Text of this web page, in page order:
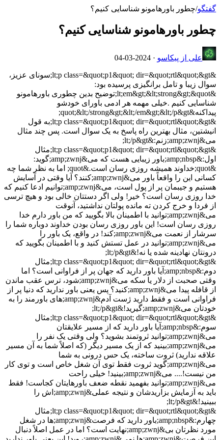
گفتگو/چطور باورهامونو شناسایی کنیم؟
چطور باورهامونو شناسایی کنیم؟
علی از پیکاسو ·
2024-03-04
&lt;p class=&quot;p1&quot; dir=&quot;rtl&quot;&gt;سونای عزیز،
سوال زیبا و تامل برانگیزی پرسیده بود:
&lt;em&gt;&lt;strong&gt;&quot;توضیح بدین چطوری باورهامونو
شناسایی کنیم .خیلی مهمه هر ادمی باورای خودشو
پیداکنه&quot;&lt;/strong&gt;&lt;/em&gt;&lt;/p&gt;
&lt;p class=&quot;p1&quot; dir=&quot;rtl&quot;&gt;به قول
انیشتین، مثال بهترین راه پاسخ به یک سوال است. پس چند مثال
می&amp;zwnj;زنم:&lt;/p&gt;
&lt;p class=&quot;p1&quot; dir=&quot;rtl&quot;&gt;مثال
اول:&amp;nbsp;باور زیبایی هست که می&amp;zwnj;گوید:
&quot;خداوند همیشه روزی رسان است.&quot; اما به نظر شما چه
کسانی این را واقعاً باور می&amp;zwnj;کنند؟ آیا وقتی در آسایش
هستیم و جیبمان پر از پول است، می&amp;zwnj;توانیم ادعا کنیم که
خدا روزی رسان است؟ خیر! ولی اگر دستتان خالی بود و هیچ ترسی
از فردا و خرج کردن ته مانده پولتان نداشتید، آنوقت
می&amp;zwnj;توانید با اطمینان بالا بگویید که من باور دارم خدا
روزی رسان است! این باور روزی رسان بودن خداوند دوباره شما را
سرشار از نعمت می&amp;zwnj;کند! در واقع، یک باور را
می&amp;zwnj;توانید در عمل تستش کنید و با اطمینان بگویید که
درونتان نهادینه شده یا نه!&lt;/p&gt;
&lt;p class=&quot;p1&quot; dir=&quot;rtl&quot;&gt;مثال
دوم:&amp;nbsp;آیا باور دارید که جهان پر از فراوانی است؟ اما
وقتی صحبت از دلار یا سکه می&amp;zwnj;شود، ترس عقب ماندن
از قافله پیدا می&amp;zwnj;کنید؟ پس یعنی باور ندارید که دنیا پر از
فراوانی است و فقط دارید ژست آدم&amp;zwnj;های باورمند را به
خودتان می&amp;zwnj;گیرید!&lt;/p&gt;
&lt;p class=&quot;p1&quot; dir=&quot;rtl&quot;&gt;مثال
سوم:&amp;nbsp;آیا باور دارید که از مسیر علایقتان
می&amp;zwnj;توانید ثروتمند بشوید؟ ولی وقتی یک نفر را
می&amp;zwnj;بینید که از یک مسیر دیگر (که اصلاً شما به آن مسیر
علاقه ندارید) ثروت ساخته، یک حس درونی به شما
می&amp;zwnj;گوید ثروت فقط توی آن شغل خاص است و توی کار
من نیست!.... می&amp;zwnj;بینید! خیلی راحت
می&amp;zwnj;توانید بفهمید نقطه ضعف باورهایتان کجاست! فقط
باید به آزمایش بزاریدشان و نتیجه عملی&amp;zwnj;اش را
ببینید!&lt;/p&gt;
&lt;p class=&quot;p1&quot; dir=&quot;rtl&quot;&gt;مثال
چهارم:&amp;nbsp;باور دارید که فرصت&amp;zwnj;ها در شغل
مورد نظرتان بی&amp;zwnj;نهایت است؟ اما در عمل اصلاً دنبال